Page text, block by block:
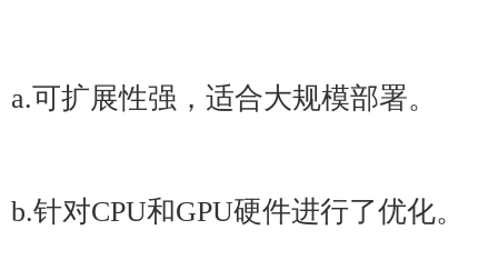
a.可扩展性强，适合大规模部署。
b.针对CPU和GPU硬件进行了优化。